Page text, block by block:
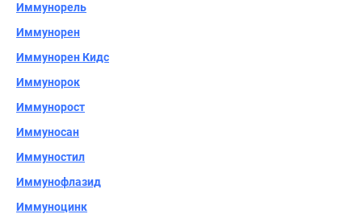
Иммунорель
Иммунорен
Иммунорен Кидс
Иммунорок
Иммунорост
Иммуносан
Иммуностил
Иммунофлазид
Иммуноцинк